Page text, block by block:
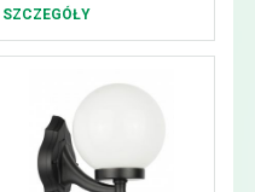
SZCZEGÓŁY